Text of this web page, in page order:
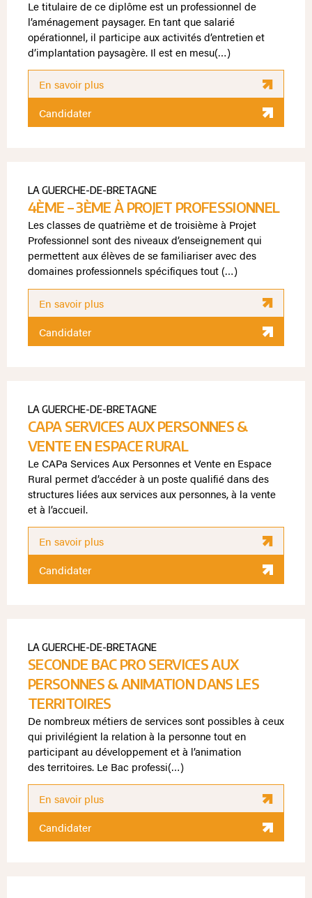
Le titulaire de ce diplôme est un professionnel de
l’aménagement paysager. En tant que salarié
opérationnel, il participe aux activités d’entretien et
d’implantation paysagère. Il est en mesu(…)
En savoir plus
Candidater
LA GUERCHE-DE-BRETAGNE
4ÈME – 3ÈME À PROJET PROFESSIONNEL
Les classes de quatrième et de troisième à Projet
Professionnel sont des niveaux d’enseignement qui
permettent aux élèves de se familiariser avec des
domaines professionnels spécifiques tout (…)
En savoir plus
Candidater
LA GUERCHE-DE-BRETAGNE
CAPA SERVICES AUX PERSONNES &
VENTE EN ESPACE RURAL
Le CAPa Services Aux Personnes et Vente en Espace
Rural permet d’accéder à un poste qualifié dans des
structures liées aux services aux personnes, à la vente
et à l’accueil.
En savoir plus
Candidater
LA GUERCHE-DE-BRETAGNE
SECONDE BAC PRO SERVICES AUX
PERSONNES & ANIMATION DANS LES
TERRITOIRES
De nombreux métiers de services sont possibles à ceux
qui privilégient la relation à la personne tout en
participant au développement et à l’animation
des territoires. Le Bac professi(…)
En savoir plus
Candidater